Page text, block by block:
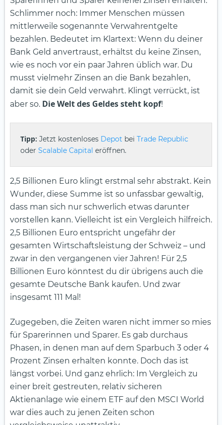
Schlimmer noch: Immer Menschen müssen
mittlerweile sogenannte Verwahrentgelte
bezahlen. Bedeutet im Klartext: Wenn du deiner
Bank Geld anvertraust, erhältst du keine Zinsen,
wie es noch vor ein paar Jahren üblich war. Du
musst vielmehr Zinsen an die Bank bezahlen,
damit sie dein Geld verwahrt. Klingt verrückt, ist
aber so. Die Welt des Geldes steht kopf!
Tipp: Jetzt kostenloses Depot bei Trade Republic
oder Scalable Capital eröffnen.
2,5 Billionen Euro klingt erstmal sehr abstrakt. Kein
Wunder, diese Summe ist so unfassbar gewaltig,
dass man sich nur schwerlich etwas darunter
vorstellen kann. Vielleicht ist ein Vergleich hilfreich.
2,5 Billionen Euro entspricht ungefähr der
gesamten Wirtschaftsleistung der Schweiz – und
zwar in den vergangenen vier Jahren! Für 2,5
Billionen Euro könntest du dir übrigens auch die
gesamte Deutsche Bank kaufen. Und zwar
insgesamt 111 Mal!
Zugegeben, die Zeiten waren nicht immer so mies
für Sparerinnen und Sparer. Es gab durchaus
Phasen, in denen man auf dem Sparbuch 3 oder 4
Prozent Zinsen erhalten konnte. Doch das ist
längst vorbei. Und ganz ehrlich: Im Vergleich zu
einer breit gestreuten, relativ sicheren
Aktienanlage wie einem ETF auf den MSCI World
war dies auch zu jenen Zeiten schon